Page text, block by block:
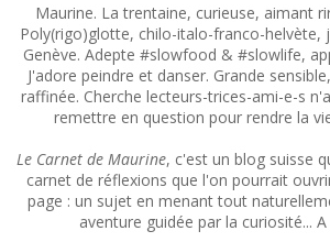
Maurine. La trentaine, curieuse, aimant
Poly(rigo)glotte, chilo-italo-franco-helvète,
Genève. Adepte #slowfood & #slowlife,
J'adore peindre et danser. Grande
raffinée. Cherche lecteurs-trices-ami-e-s
remettre en question pour rendre la
Le Carnet de Maurine, c'est un blog suisse
carnet de réflexions que l'on pourrait
page : un sujet en menant tout
aventure guidée par la curiosité...